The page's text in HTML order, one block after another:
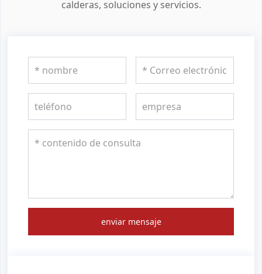
calderas, soluciones y servicios.
enviar mensaje